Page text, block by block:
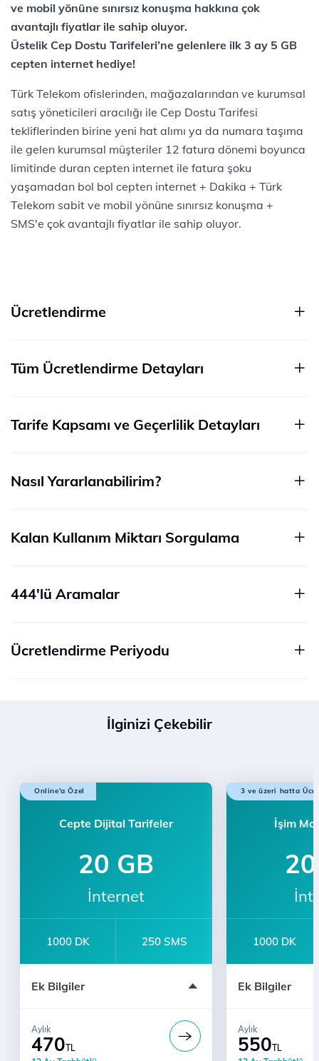
ve mobil yönüne sınırsız konuşma hakkına çok
avantajlı fiyatlar ile sahip oluyor.
Üstelik Cep Dostu Tarifeleri’ne gelenlere ilk 3 ay 5 GB
cepten internet hediye!
Türk Telekom ofislerinden, mağazalarından ve kurumsal
satış yöneticileri aracılığı ile Cep Dostu Tarifesi
tekliflerinden birine yeni hat alımı ya da numara taşıma
ile gelen kurumsal müşteriler 12 fatura dönemi boyunca
limitinde duran cepten internet ile fatura şoku
yaşamadan bol bol cepten internet + Dakika + Türk
Telekom sabit ve mobil yönüne sınırsız konuşma +
SMS'e çok avantajlı fiyatlar ile sahip oluyor.
Ücretlendirme
Tüm Ücretlendirme Detayları
Tarife Kapsamı ve Geçerlilik Detayları
Nasıl Yararlanabilirim?
Kalan Kullanım Miktarı Sorgulama
444'lü Aramalar
Ücretlendirme Periyodu
İlginizi Çekebilir
Online'a Özel
Cepte Dijital Tarifeler
20 GB
İnternet
1000 DK 250 SMS
Ek Bilgiler
e-dergi Üyeliği
Türk Telekom'lularla Sınırsız Konuşma
470TL
Aylık
3 ve üzeri hatta
İşim
1000 DK
Ek Bilgiler
12 Ay
550TL
Aylık